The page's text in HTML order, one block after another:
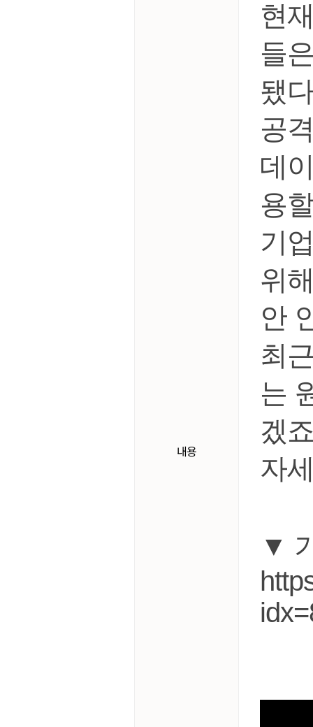
내용
현
들
됐
공
데
용
기
위
안
최
는
겠
자
▼